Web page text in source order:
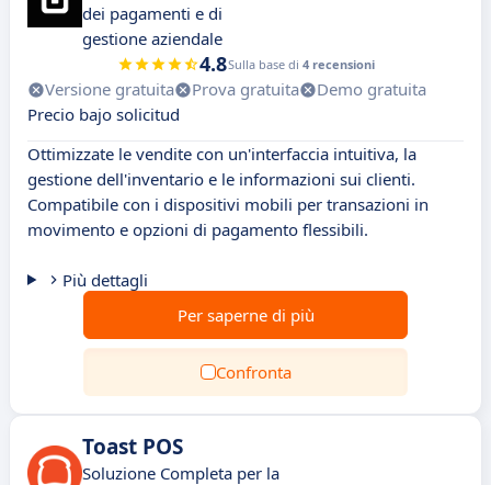
dei pagamenti e di
gestione aziendale
4.8Sulla base di 4 recensioni
Versione gratuita Prova gratuita
Demo gratuita
Precio bajo solicitud
Ottimizzate le vendite con un'interfaccia intuitiva, la
gestione dell'inventario e le informazioni sui clienti.
Compatibile con i dispositivi mobili per transazioni in
movimento e opzioni di pagamento flessibili.
Più dettagli
Per saperne di più
Confronta
Toast POS
Soluzione Completa per la